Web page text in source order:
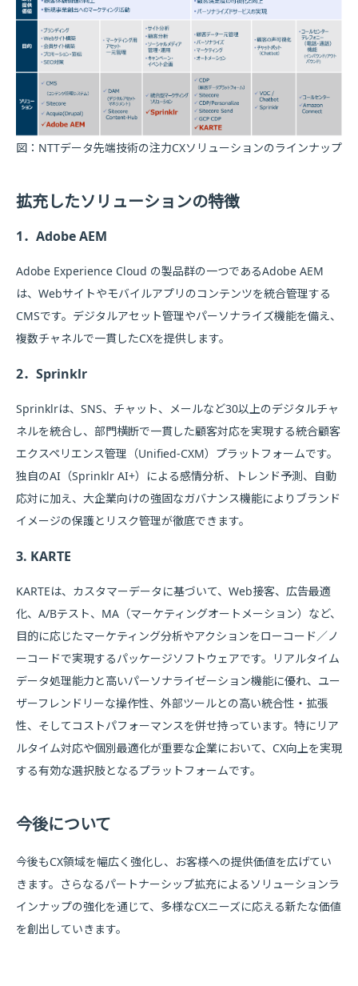
図：NTTデータ先端技術の注力CXソリューションのラインナップ
拡充したソリューションの特徴
1．Adobe AEM
Adobe Experience Cloud の製品群の一つであるAdobe AEM
は、Webサイトやモバイルアプリのコンテンツを統合管理する
CMSです。デジタルアセット管理やパーソナライズ機能を備え、
複数チャネルで一貫したCXを提供します。
2．Sprinklr
Sprinklrは、SNS、チャット、メールなど30以上のデジタルチャ
ネルを統合し、部門横断で一貫した顧客対応を実現する統合顧客
エクスペリエンス管理（Unified-CXM）プラットフォームです。
独自のAI（Sprinklr AI+）による感情分析、トレンド予測、自動
応対に加え、大企業向けの強固なガバナンス機能によりブランド
イメージの保護とリスク管理が徹底できます。
3. KARTE
KARTEは、カスタマーデータに基づいて、Web接客、広告最適
化、A/Bテスト、MA（マーケティングオートメーション）など、
目的に応じたマーケティング分析やアクションをローコード／ノ
ーコードで実現するパッケージソフトウェアです。リアルタイム
データ処理能力と高いパーソナライゼーション機能に優れ、ユー
ザーフレンドリーな操作性、外部ツールとの高い統合性・拡張
性、そしてコストパフォーマンスを併せ持っています。特にリア
ルタイム対応や個別最適化が重要な企業において、CX向上を実現
する有効な選択肢となるプラットフォームです。
今後について
今後もCX領域を幅広く強化し、お客様への提供価値を広げてい
きます。さらなるパートナーシップ拡充によるソリューションラ
インナップの強化を通じて、多様なCXニーズに応える新たな価値
を創出していきます。